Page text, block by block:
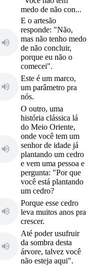
medo de não con...
E o artesão
responde: "Não,
mas não tenho medo
de não concluir,
porque eu não o
comecei".
Este é um marco,
um parâmetro pra
nós.
O outro, uma
história clássica lá
do Meio Oriente,
onde você tem um
senhor de idade já
plantando um cedro
e vem uma pessoa e
pergunta: "Por que
você está plantando
um cedro?
Porque esse cedro
leva muitos anos pra
crescer.
Até poder usufruir
da sombra desta
árvore, talvez você
não esteja aqui".